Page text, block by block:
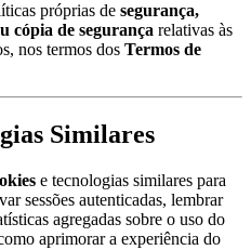
próprias de segurança,
cópia de segurança relativas às
nos termos dos Termos de
Similares
e tecnologias similares para
sessões autenticadas, lembrar
agregadas sobre o uso do
aprimorar a experiência do